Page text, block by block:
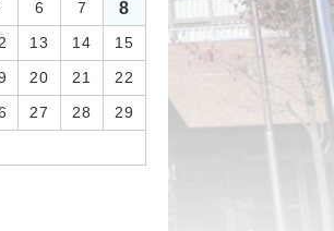
6 7 8
13 14 15
20 21 22
27 28 29